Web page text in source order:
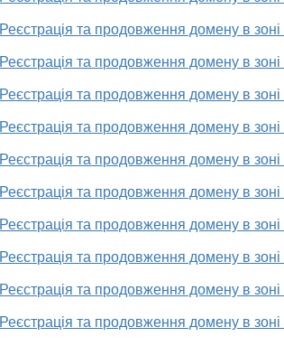
Реєстрація та продовження домену в зоні
Реєстрація та продовження домену в зоні
Реєстрація та продовження домену в зоні
Реєстрація та продовження домену в зоні
Реєстрація та продовження домену в зоні
Реєстрація та продовження домену в зоні
Реєстрація та продовження домену в зоні
Реєстрація та продовження домену в зоні
Реєстрація та продовження домену в зоні
Реєстрація та продовження домену в зоні